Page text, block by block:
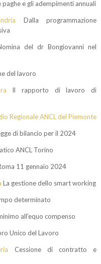
paghe e gli adempimenti annuali
Dalla programmazione
del dr Bongiovanni nel
del lavoro
Il rapporto di lavoro di
Regionale ANCL del Piemonte
di bilancio per il 2024
ANCL Torino
11 gennaio 2024
La gestione dello smart working
determinato
all'equo compenso
Unico del Lavoro
Cessione di contratto e